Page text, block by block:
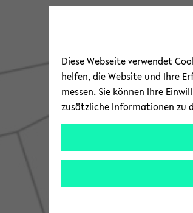
Diese Webseite verwendet
helfen, die Website und Ihre
messen. Sie können Ihre
zusätzliche Informationen zu